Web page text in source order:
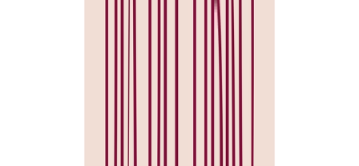
llenos de giros inesperados, de finales sorprendentes, de personajes
totalmente desmitificados y sobre todo de humor, mucho humor.
El 26 de abril, la Biblioteca municipal ha organizado una actividad
denominada "Taller de pintura "Hervé"" de la mano Trastadas a las
17:30 h. Los participantes conocerán este teatro en papel, su